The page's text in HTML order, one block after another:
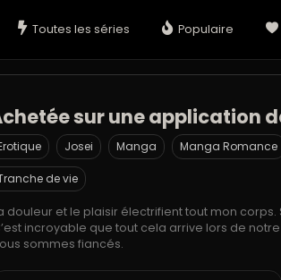
Toutes les séries Populaire
sur une application
Josei Manga Manga Romance
de vie
douleur et le plaisir électrifient tout mon
incroyable que tout cela arrive lors de
sommes fiancés.